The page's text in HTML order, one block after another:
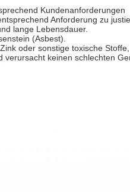
Kundenanforderungen
Anforderung zu
lange Lebensdauer.
(Asbest).
oder sonstige toxische Stoffe,
verursacht keinen schlechten